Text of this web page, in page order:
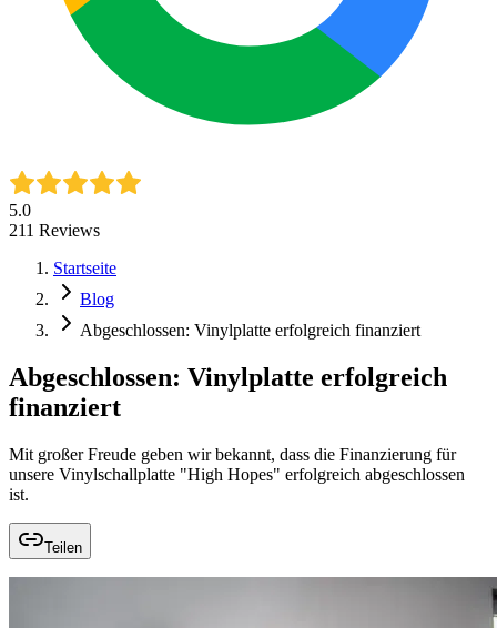
5.0
211 Reviews
Startseite
Blog
Abgeschlossen: Vinylplatte erfolgreich finanziert
Abgeschlossen: Vinylplatte erfolgreich
finanziert
Mit großer Freude geben wir bekannt, dass die Finanzierung für
unsere Vinylschallplatte "High Hopes" erfolgreich abgeschlossen
ist.
Teilen